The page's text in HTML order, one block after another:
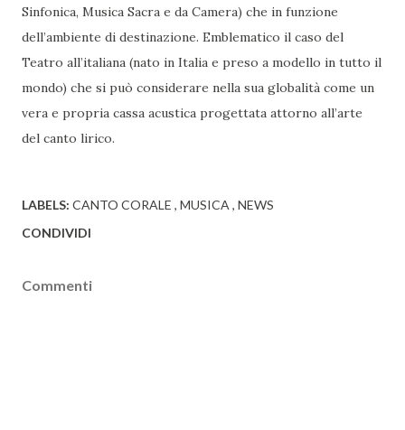
Sinfonica, Musica Sacra e da Camera) che in funzione
dell’ambiente di destinazione. Emblematico il caso del
Teatro all’italiana (nato in Italia e preso a modello in tutto il
mondo) che si può considerare nella sua globalità come un
vera e propria cassa acustica progettata attorno all’arte
del canto lirico.
LABELS: CANTO CORALE MUSICA NEWS
CONDIVIDI
Commenti